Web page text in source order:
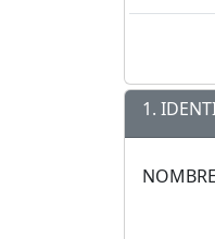
1.